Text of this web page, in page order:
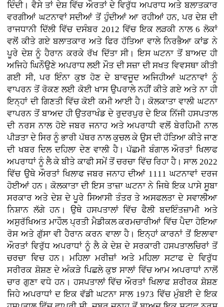
ਦਿੰਦੀ। ਵੈਸੇ ਤਾਂ ਦੇਸ਼ ਵਿੱਚ ਔਰਤਾਂ ਦੇ ਵਿਰੁੱਧ ਅਪਰਾਧ ਅਤੇ ਬਲਾਤਕਾਰ
ਵਰਗੀਆਂ ਘਟਨਾਵਾਂ ਸਦੀਆਂ ਤੋਂ ਹੁੰਦੀਆਂ ਆ ਰਹੀਆਂ ਹਨ, ਪਰ ਦੇਸ਼ ਦੀ
ਰਾਜਧਾਨੀ ਦਿੱਲੀ ਵਿੱਚ ਦਸੰਬਰ 2012 ਵਿੱਚ ਇਕ ਲੜਕੀ ਨਾਲ 6 ਲੋਕਾਂ
ਵਲੋਂ ਕੀਤੇ ਗਏ ਬਲਾਤਕਾਰ ਅਤੇ ਫਿਰ ਹੱਤਿਆ ਵਾਲੇ ਨਿਰਭੈਆ ਕਾਂਡ ਨੇ
ਪੂਰੇ ਦੇਸ਼ ਨੂੰ ਹੈਰਾਨ ਕਰਕੇ ਰੱਖ ਦਿੱਤਾ ਸੀ। ਇਸ ਘਟਨਾ ਤੋਂ ਬਾਅਦ ਹੀ
ਅਜਿਹੇ ਘਿਨੌਉਣੇ ਅਪਰਾਧ ਲਈ ਮੌਤ ਦੀ ਸਜ਼ਾ ਦੀ ਸਖਤ ਵਿਵਸਥਾ ਕੀਤੀ
ਗਈ ਸੀ, ਪਰ ਇੰਨਾ ਕੁਝ ਹੋਣ ਦੇ ਬਾਵਜੂਦ ਅਜਿਹੀਆਂ ਘਟਨਾਵਾਂ ਨੂੰ
ਵਾਪਰਨ ਤੋਂ ਰੋਕਣ ਲਈ ਕੋਈ ਖਾਸ ਉਪਰਾਲੇ ਨਹੀਂ ਕੀਤੇ ਗਏ ਅਤੇ ਨਾ ਹੀ
ਇਨ੍ਹਾਂ ਦੀ ਗਿਣਤੀ ਵਿੱਚ ਕੋਈ ਕਮੀ ਆਈ ਹੈ। ਕੋਲਕਾਤਾ ਵਾਲੀ ਘਟਨਾ
ਵਾਪਰਨ ਤੋਂ ਬਾਅਦ ਹੀ ਉਤਰਾਖੰਡ ਦੇ ਰੁਦਰਪੁਰ ਦੇ ਇਕ ਨਿੱਜੀ ਹਸਪਤਾਲ
ਦੀ ਨਰਸ ਨਾਲ ਹੋਏ ਜਬਰ ਜਨਾਹ ਅਤੇ ਅਪਰਾਧੀ ਵਲੋਂ ਬੇਰਹਿਮੀ ਨਾਲ
ਪੀੜਤਾ ਦੇ ਸਿਰ ਨੂੰ ਭਾਰੀ ਪੱਥਰ ਨਾਲ ਕੁਚਲ ਕੇ ਉਸ ਦੀ ਹੱਤਿਆ ਕੀਤੇ ਜਾਣ
ਦੀ ਖਬਰ ਦਿਲ ਦਹਿਲਾ ਦੇਣ ਵਾਲੀ ਹੈ। ਪੱਛਮੀ ਬੰਗਾਲ ਔਰਤਾਂ ਖਿਲਾਫ
ਅਪਰਾਧਾਂ ਨੂੰ ਲੈ ਕੇ ਬੀਤੇ ਕਾਫੀ ਸਮੇਂ ਤੋਂ ਚਰਚਾ ਵਿੱਚ ਰਿਹਾ ਹੈ। ਸਾਲ 2022
ਵਿੱਚ ਉਥੇ ਔਰਤਾਂ ਖਿਲਾਫ ਜਬਰ ਜਨਾਹ ਦੀਆਂ 1111 ਘਟਨਾਵਾਂ ਦਰਜ
ਹੋਈਆਂ ਹਨ। ਕੋਲਕਾਤਾ ਦੀ ਇਸ ਤਾਜ਼ਾ ਘਟਨਾ ਨੇ ਜਿਥੇ ਇਕ ਪਾਸੇ ਸੂਬਾ
ਸਰਕਾਰ ਅਤੇ ਦੇਸ਼ ਦੇ ਪੂਰੇ ਸਿਆਸੀ ਤੰਤਰ ਤੇ ਅਸਫਲਤਾ ਦੇ ਸਵਾਲੀਆ
ਨਿਸ਼ਾਨ ਲੱਗੇ ਹਨ। ਉਥੇ ਹਸਪਤਾਲਾਂ ਵਿੱਚ ਫੈਲੀ ਬਦਇੰਤਜ਼ਾਮੀ ਅਤੇ
ਅਸੁਰੱਖਿਅਤ ਮਾਹੌਲ ਪ੍ਰਤੀ ਮੈਡੀਕਲ ਕਰਮਚਾਰੀਆਂ ਵਿੱਚ ਪੈਦਾ ਹੋਇਆ
ਰੋਸ ਅਤੇ ਗੁੱਸਾ ਵੀ ਹੈਰਾਨ ਕਰਨ ਵਾਲਾ ਹੈ। ਇਨ੍ਹਾਂ ਕਾਰਨਾਂ ਤੋਂ ਇਲਾਵਾ
ਔਰਤਾਂ ਵਿਰੁੱਧ ਅਪਰਾਧਾਂ ਨੂੰ ਲੈ ਕੇ ਦੇਸ਼ ਦੇ ਸਰਕਾਰੀ ਹਸਪਤਾਲਚਿਰਾਂ ਤੋਂ
ਚਰਚਾ ਵਿਚ ਹਨ। ਮਹਿਲਾ ਮਰੀਜ਼ਾਂ ਅਤੇ ਮਹਿਲਾ ਸਟਾਫ ਦੇ ਵਿਰੁੱਧ
ਸਰੀਰਕ ਸ਼ੋਸ਼ਣ ਦੇ ਅੰਕੜੇ ਪਿਛਲੇ ਕੁਝ ਸਾਲਾਂ ਵਿੱਚ ਆਮ ਅਪਰਾਧਾਂ ਨਾਲੋਂ
ਚਾਰ ਗੁਣਾ ਵਧੇ ਹਨ। ਹਸਪਤਾਲਾਂ ਵਿੱਚ ਔਰਤਾਂ ਖਿਲਾਫ ਸ਼ਰੀਰਕ ਸ਼ੋਸ਼ਣ
ਜਿਹੇ ਅਪਰਾਧਾਂ ਦ ਇਕ ਵੱਡੀ ਘਟਨਾ ਸਾਲ 1973 ਵਿੱਚ ਮੁੰਬਈ ਦੇ ਇਕ